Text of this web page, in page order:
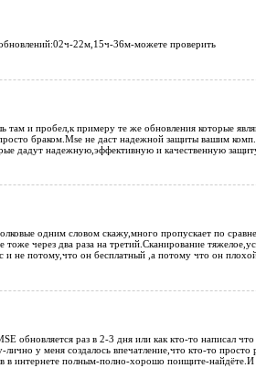
22м,15ч-36м-можете проверить
и пробел,к примеру те же обновления которые
браком.Mse не даст надежной защиты вашим
дадут надежную,эффективную и качественную
одним словом скажу,много пропускает по
через два раза на третий.Сканирование
и не потому,что он бесплатный ,а потому что он
обновляется раз в 2-3 дня или как кто-то написал
у меня создалось впечатление,что кто-то
интернете полным-полно-хорошо поищите-найдёте.И